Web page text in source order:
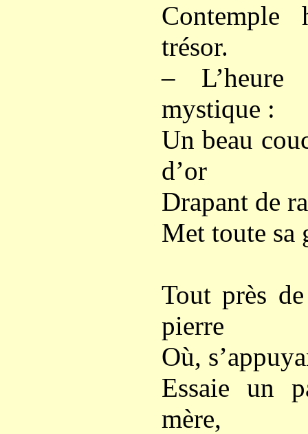
Contemple
trésor.
– L’heure
mystique :
Un beau
d’or
Drapant de
Met toute sa
Tout près
pierre
Où,
Essaie un
mère,